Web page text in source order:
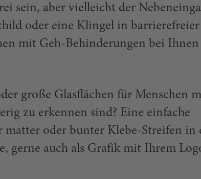
sein, aber vielleicht der
oder eine Klingel in barrierefreier
mit Geh-Behinderungen bei Ihnen
große Glasflächen für Menschen
zu erkennen sind? Eine einfache
matter oder bunter Klebe-Streifen in
gerne auch als Grafik mit Ihrem